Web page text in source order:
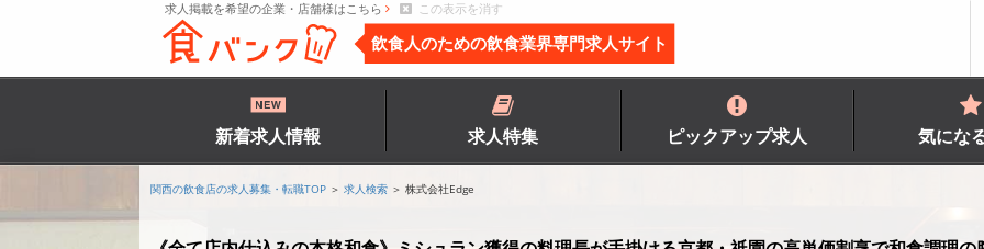
求人掲載を希望の企業・店舗様はこちら この表示を消す
飲食人のための飲食業界専門求人サイト
新着求人情報 求人特集 ピックアップ求人 気にな
関西の飲食店の求人募集・転職TOP ＞ 求人検索 ＞ 株式会社Edge